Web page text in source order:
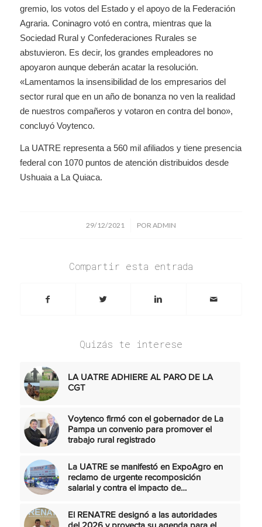
gremio, los votos del Estado y el apoyo de la Federación
Agraria. Coninagro votó en contra, mientras que la
Sociedad Rural y Confederaciones Rurales se
abstuvieron. Es decir, los grandes empleadores no
apoyaron aunque deberán acatar la resolución.
«Lamentamos la insensibilidad de los empresarios del
sector rural que en un año de bonanza no ven la realidad
de nuestros compañeros y votaron en contra del bono»,
concluyó Voytenco.
La UATRE representa a 560 mil afiliados y tiene presencia
federal con 1070 puntos de atención distribuidos desde
Ushuaia a La Quiaca.
29/12/2021
/ POR ADMIN
Compartir esta entrada
Quizás te interese
LA UATRE ADHIERE AL PARO DE LA
CGT
Voytenco firmó con el gobernador de La
Pampa un convenio para promover el
trabajo rural registrado
La UATRE se manifestó en ExpoAgro en
reclamo de urgente recomposición
salarial y contra el impacto de…
El RENATRE designó a las autoridades